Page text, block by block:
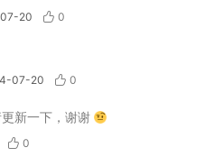
20 0
07-20 0
新一下，谢谢
0